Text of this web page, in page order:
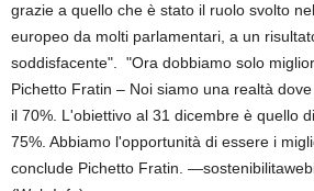
grazie a quello che è stato il ruolo svolto
europeo da molti parlamentari, a un
soddisfacente". "Ora dobbiamo solo
Pichetto Fratin – Noi siamo una realtà
il 70%. L'obiettivo al 31 dicembre è quello
75%. Abbiamo l'opportunità di essere i
conclude Pichetto Fratin.